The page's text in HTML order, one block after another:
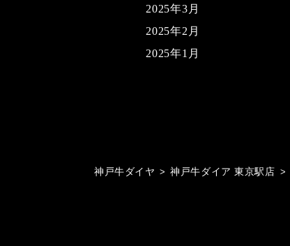
2025年3月
2025年2月
2025年1月
神戸牛ダイヤ > 神戸牛ダイア 東京駅店 >